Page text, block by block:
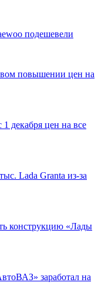
подешевели
повышении цен на
декабря цен на все
Lada Granta из-за
конструкцию «Лады
заработал на